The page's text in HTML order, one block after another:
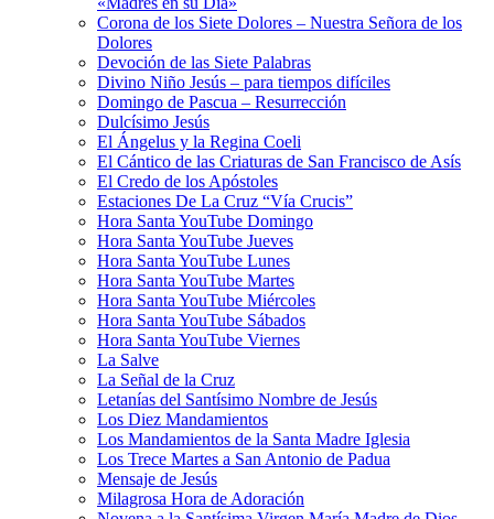
Corona de los Siete Dolores – Nuestra Señora de los
Dolores
Devoción de las Siete Palabras
Divino Niño Jesús – para tiempos difíciles
Domingo de Pascua – Resurrección
Dulcísimo Jesús
El Ángelus y la Regina Coeli
El Cántico de las Criaturas de San Francisco de Asís
El Credo de los Apóstoles
Estaciones De La Cruz “Vía Crucis”
Hora Santa YouTube Domingo
Hora Santa YouTube Jueves
Hora Santa YouTube Lunes
Hora Santa YouTube Martes
Hora Santa YouTube Miércoles
Hora Santa YouTube Sábados
Hora Santa YouTube Viernes
La Salve
La Señal de la Cruz
Letanías del Santísimo Nombre de Jesús
Los Diez Mandamientos
Los Mandamientos de la Santa Madre Iglesia
Los Trece Martes a San Antonio de Padua
Mensaje de Jesús
Milagrosa Hora de Adoración